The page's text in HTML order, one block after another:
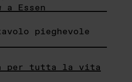
a Essen
pieghevole
per tutta la vita